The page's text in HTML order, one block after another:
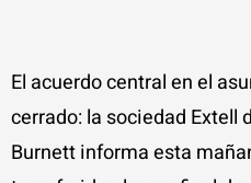
El acuerdo central en el
cerrado: la sociedad Extell
Burnett informa esta